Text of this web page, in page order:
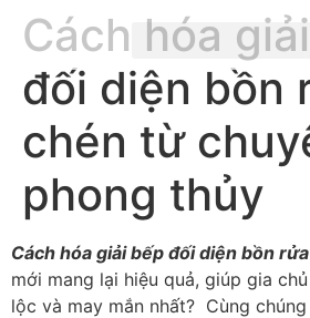
Cách hóa
đối diện bồn
chén từ
phong thủy
Cách hóa giải bếp đối diện bồn
mới mang lại hiệu quả, giúp gia
lộc và may mắn nhất? Cùng